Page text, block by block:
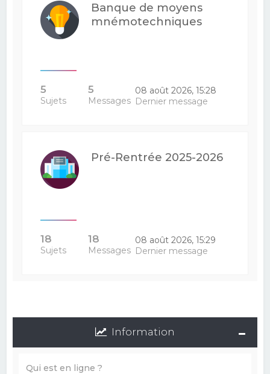
Banque de moyens
mnémotechniques
5
Sujets
5
Messages
08 août 2026, 15:28
Dernier message
Pré-Rentrée 2025-2026
18
Sujets
18
Messages
08 août 2026, 15:29
Dernier message
Information
Qui est en ligne ?